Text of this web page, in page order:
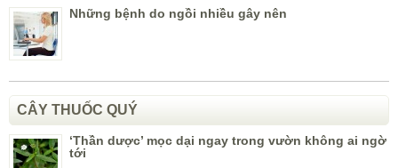
Những bệnh do ngồi nhiều gây nên
CÂY THUỐC QUÝ
‘Thần dược’ mọc dại ngay trong vườn không ai ngờ
tới